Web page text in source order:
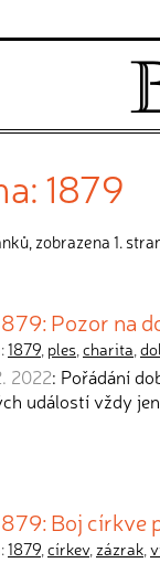
1879
zobrazena 1.
Pozor na
1879, ples,charita,
2022: Pořádání
událostí vždy
Boj
1879,církev, zázrak,